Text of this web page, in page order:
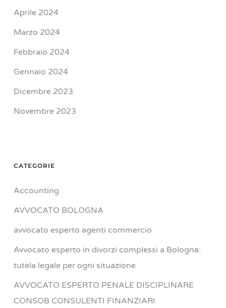
Aprile 2024
Marzo 2024
Febbraio 2024
Gennaio 2024
Dicembre 2023
Novembre 2023
CATEGORIE
Accounting
AVVOCATO BOLOGNA
avvocato esperto agenti commercio
Avvocato esperto in divorzi complessi a Bologna:
tutela legale per ogni situazione
AVVOCATO ESPERTO PENALE DISCIPLINARE
CONSOB CONSULENTI FINANZIARI